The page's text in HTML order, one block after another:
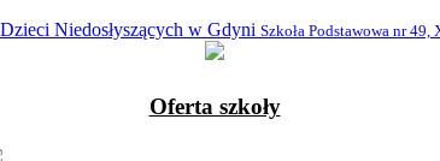
Niedosłyszących w Gdyni Szkoła Podstawowa nr
Oferta szkoły